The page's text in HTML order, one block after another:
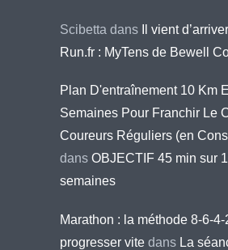
Scibetta dans
Il vient
Run.fr : MyTens de Bewell
Plan D'entraînement 10 Km
Semaines Pour Franchir Le
Coureurs Réguliers (en
dans OBJECTIF 45 min sur
semaines
Marathon : la méthode 8-6-
progresser vite dans La